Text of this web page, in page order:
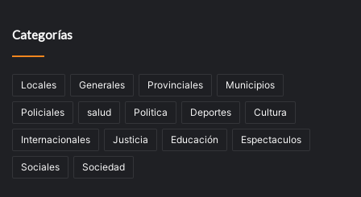
Categorías
Locales Generales Provinciales Municipios
Policiales salud Politica Deportes Cultura
Internacionales Justicia Educación Espectaculos
Sociales Sociedad